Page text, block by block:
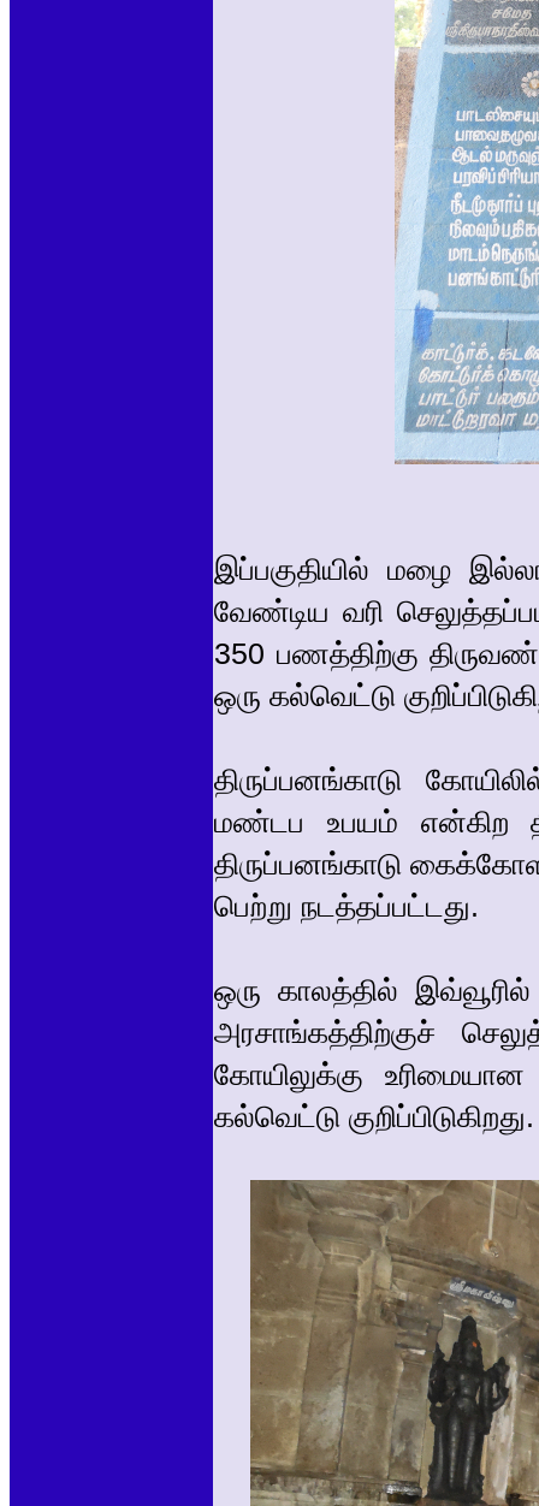
இப்பகுதியில் மழை
வேண்டிய வரி
350 பணத்திற்கு
ஒரு கல்வெட்டு
திருப்பனங்காடு
மண்டப உபயம் என்கிற
திருப்பனங்காடு
பெற்று நடத்தப்பட்டது.
ஒரு காலத்தில்
அரசாங்கத்திற்குச்
கோயிலுக்கு
கல்வெட்டு குறிப்பிடுகிறது.